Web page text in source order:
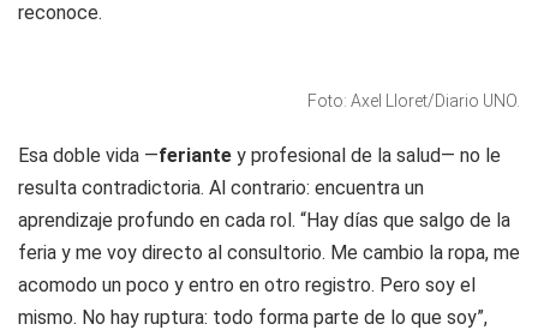
reconoce.
Foto: Axel Lloret/Diario UNO.
Esa doble vida —feriante y profesional de la salud— no le
resulta contradictoria. Al contrario: encuentra un
aprendizaje profundo en cada rol. “Hay días que salgo de la
feria y me voy directo al consultorio. Me cambio la ropa, me
acomodo un poco y entro en otro registro. Pero soy el
mismo. No hay ruptura: todo forma parte de lo que soy”,